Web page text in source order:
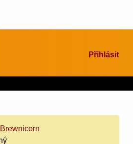
Přihlásit
Brewnicorn